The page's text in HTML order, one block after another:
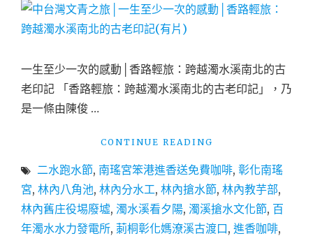
一生至少一次的感動│香路輕旅：跨越濁水溪南北的古
老印記 「香路輕旅：跨越濁水溪南北的古老印記」，乃
是一條由陳俊 …
CONTINUE READING
灣
文
之
旅
二水跑水節, 南瑤宮笨港進香送免費咖啡, 彰化南瑤
宮, 林內八角池, 林內分水工, 林內搶水節, 林內教芋部,
林內舊庄役埸廢墟, 濁水溪看夕陽, 濁溪搶水文化節, 百
年濁水水力發電所, 莿桐彰化媽潦溪古渡口, 進香咖啡,